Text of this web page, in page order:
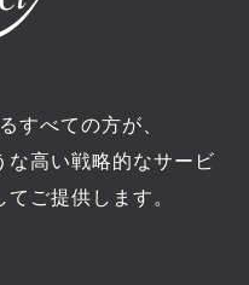
すべての方が、
な高い戦略的なサービ
ご提供します。